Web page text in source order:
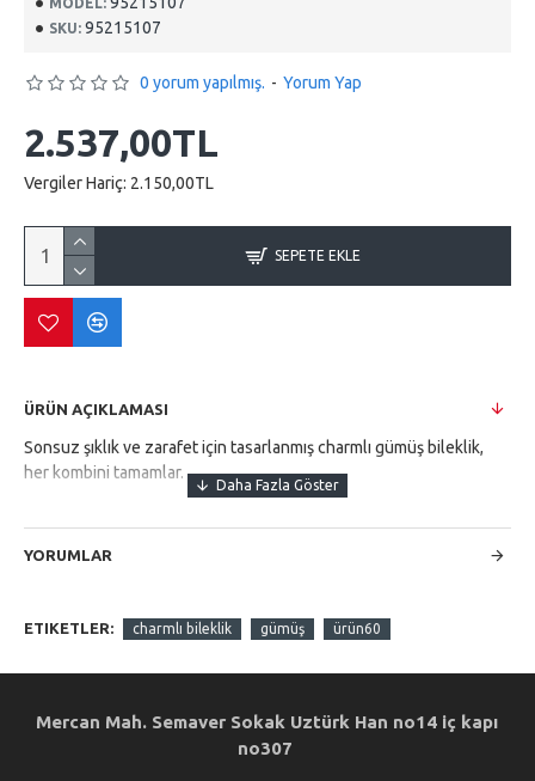
SKU: 95215107
0 yorum yapılmış. - Yorum Yap
2.537,00TL
Vergiler Hariç: 2.150,00TL
SEPETE EKLE
ÜRÜN AÇIKLAMASI
Sonsuz şıklık ve zarafet için tasarlanmış charmlı gümüş bileklik,
her kombini tamamlar.
YORUMLAR
ETIKETLER: charmlı bileklik gümüş ürün60
Mercan Mah. Semaver Sokak Uztürk Han no14 iç kapı
no307